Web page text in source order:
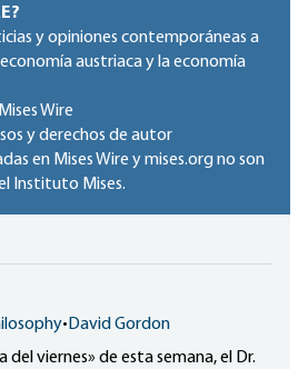
y opiniones contemporáneas a
austriaca y la economía
Wire
y derechos de autor
en Mises Wire y mises.org no son
Instituto Mises.
• David Gordon
del viernes» de esta semana, el Dr.